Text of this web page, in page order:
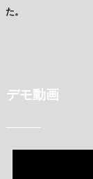
た。
デモ動画